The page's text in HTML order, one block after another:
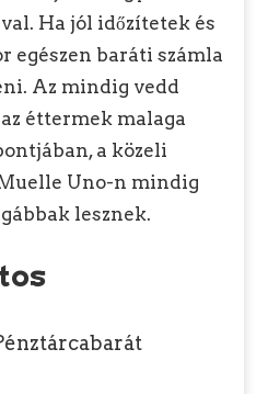
Ha jól időzítetek és
egészen baráti számla
Az mindig vedd
éttermek malaga
a közeli
Uno-n mindig
lesznek.